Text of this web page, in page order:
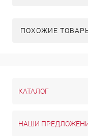
ПОХОЖИЕ
КАТАЛОГ
НАШИ